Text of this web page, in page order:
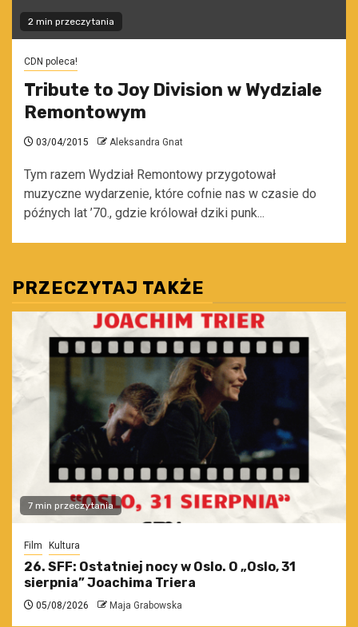
2 min przeczytania
CDN poleca!
Tribute to Joy Division w Wydziale
Remontowym
03/04/2015 Aleksandra Gnat
Tym razem Wydział Remontowy przygotował
muzyczne wydarzenie, które cofnie nas w czasie do
późnych lat ’70., gdzie królował dziki punk...
PRZECZYTAJ TAKŻE
7 min przeczytania
Film Kultura
26. SFF: Ostatniej nocy w Oslo. O „Oslo, 31
sierpnia” Joachima Triera
05/08/2026 Maja Grabowska